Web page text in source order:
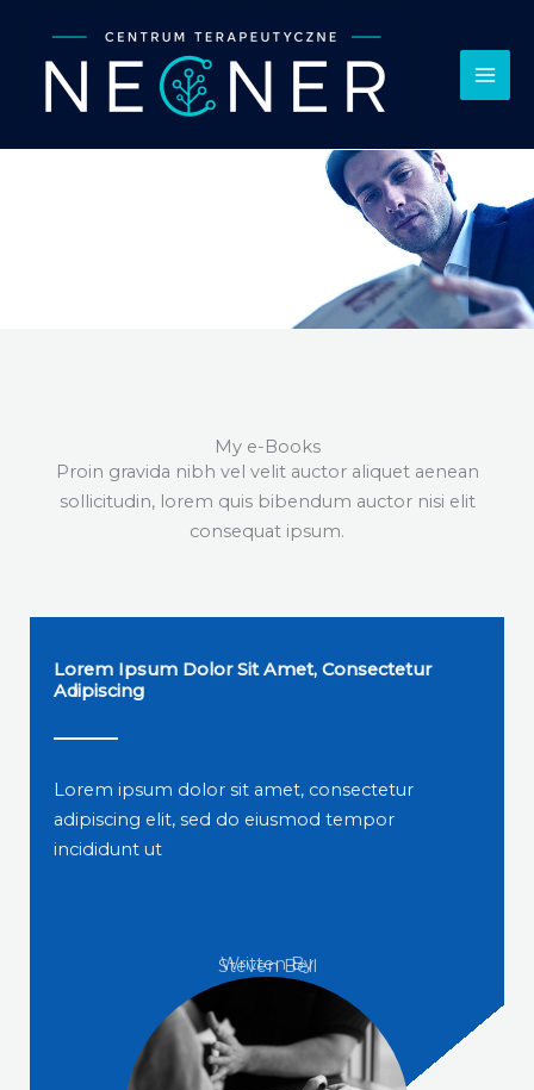
My e-Books
Proin gravida nibh vel velit auctor aliquet aenean
sollicitudin, lorem quis bibendum auctor nisi elit
consequat ipsum.
Lorem Ipsum Dolor Sit Amet, Consectetur
Adipiscing
Lorem ipsum dolor sit amet, consectetur
adipiscing elit, sed do eiusmod tempor
incididunt ut
Written By
Steven Bell